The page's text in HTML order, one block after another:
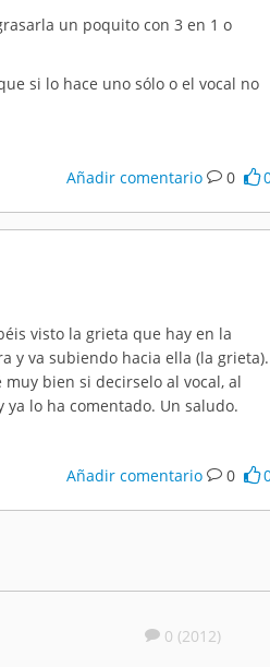
un poquito con 3 en 1 o
si lo hace uno sólo o el vocal no
Añadir comentario 0
visto la grieta que hay en la
y va subiendo hacia ella (la grieta).
bien si decirselo al vocal, al
lo ha comentado. Un saludo.
Añadir comentario 0
0 (2012)